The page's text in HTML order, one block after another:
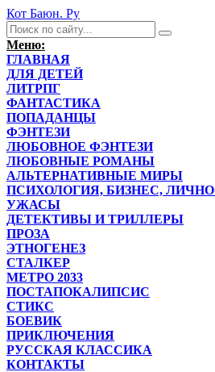
Кот Баюн. Ру
Меню:
ГЛАВНАЯ
ДЛЯ ДЕТЕЙ
ЛИТРПГ
ФАНТАСТИКА
ПОПАДАНЦЫ
ФЭНТЕЗИ
ЛЮБОВНОЕ ФЭНТЕЗИ
ЛЮБОВНЫЕ РОМАНЫ
АЛЬТЕРНАТИВНЫЕ МИРЫ
ПСИХОЛОГИЯ, БИЗНЕС,
УЖАСЫ
ДЕТЕКТИВЫ И ТРИЛЛЕРЫ
ПРОЗА
ЭТНОГЕНЕЗ
СТАЛКЕР
МЕТРО 2033
ПОСТАПОКАЛИПСИС
СТИКС
БОЕВИК
ПРИКЛЮЧЕНИЯ
РУССКАЯ КЛАССИКА
КОНТАКТЫ